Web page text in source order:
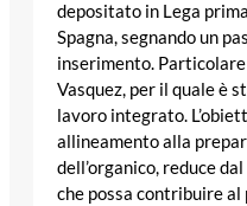
depositato in Lega
Spagna, segnando un
inserimento.
Vasquez, per il quale è
lavoro integrato.
allineamento alla
dell’organico, reduce
che possa contribuire